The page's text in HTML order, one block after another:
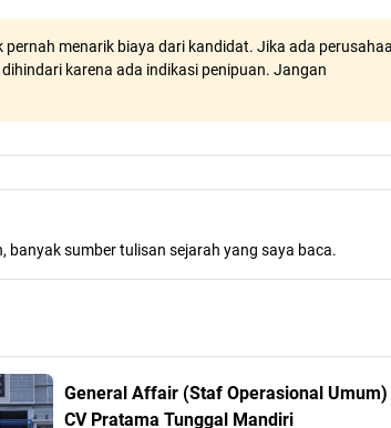
menarik biaya dari kandidat. Jika ada
karena ada indikasi penipuan. Jangan
banyak sumber tulisan sejarah yang saya baca.
General Affair (Staf Operasional Umum)
CV Pratama Tunggal Mandiri